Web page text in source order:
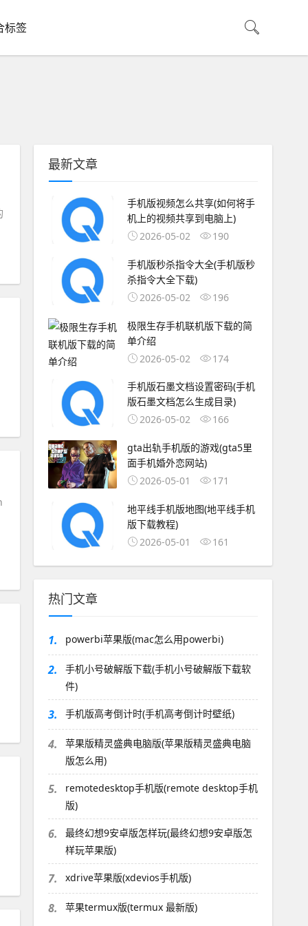
标签
最新文章
手机版视频怎么共享(如何将手
机上的视频共享到电脑上)
2026-05-02
190
手机版秒杀指令大全(手机版秒
杀指令大全下载)
2026-05-02
196
极限生存手机联机版下载的简
单介绍
2026-05-02
174
手机版石墨文档设置密码(手机
版石墨文档怎么生成目录)
2026-05-02
166
gta出轨手机版的游戏(gta5里
面手机婚外恋网站)
2026-05-01
171
地平线手机版地图(地平线手机
版下载教程)
2026-05-01
161
热门文章
1. powerbi苹果版(mac怎么用powerbi)
2.
手机小号破解版下载(手机小号破解版下载软
件)
3. 手机版高考倒计时(手机高考倒计时壁纸)
4.
苹果版精灵盛典电脑版(苹果版精灵盛典电脑
版怎么用)
5.
remotedesktop手机版(remote desktop手机
版)
6.
最终幻想9安卓版怎样玩(最终幻想9安卓版怎
样玩苹果版)
7. xdrive苹果版(xdevios手机版)
8. 苹果termux版(termux 最新版)